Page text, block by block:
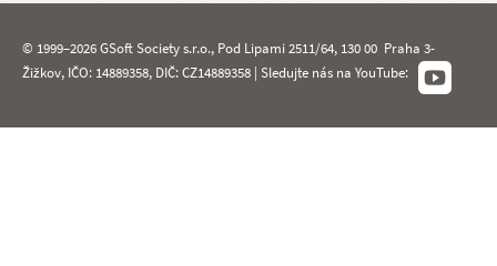
© 1999–2026 GSoft Society s.r.o., Pod Lipami 2511/64, 130 00 Praha 3-
Žižkov, IČO: 14889358, DIČ: CZ14889358 | Sledujte nás na YouTube: